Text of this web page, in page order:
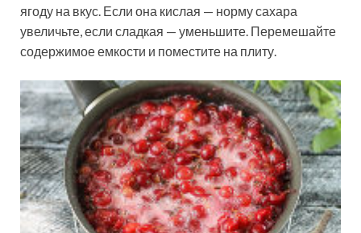
ягоду на вкус. Если она кислая — норму сахара
увеличьте, если сладкая — уменьшите. Перемешайте
содержимое емкости и поместите на плиту.